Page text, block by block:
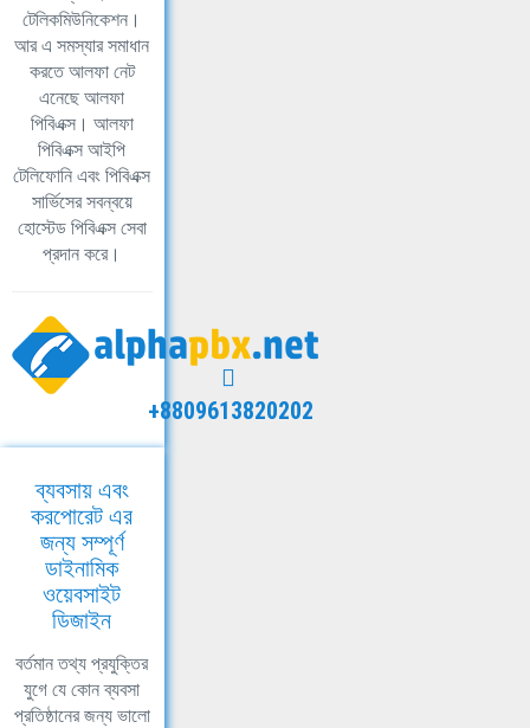
টেলিকমিউনিকেশন।
আর এ সমস্যার সমাধান
করতে আলফা নেট
এনেছে আলফা
পিবিএক্স। আলফা
পিবিএক্স আইপি
টেলিফোনি এবং পিবিএক্স
সার্ভিসের সবন্বয়ে
হোস্টেড পিবিএক্স সেবা
প্রদান করে।
+8809613820202
ব্যবসায় এবং
করপোরেট এর
জন্য সম্পূর্ণ
ডাইনামিক
ওয়েবসাইট
ডিজাইন
বর্তমান তথ্য প্রযুক্তির
যুগে যে কোন ব্যবসা
প্রতিষ্ঠানের জন্য ভালো